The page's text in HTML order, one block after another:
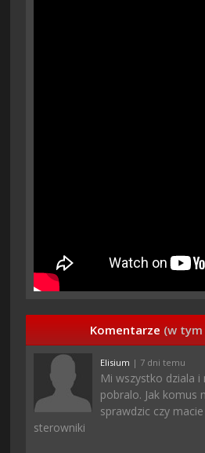
Komentarze (w
Elisium | 7 dni temu
Mi wszystko dziala
pobralo. Jak komus
sprawdzic czy
sterowniki